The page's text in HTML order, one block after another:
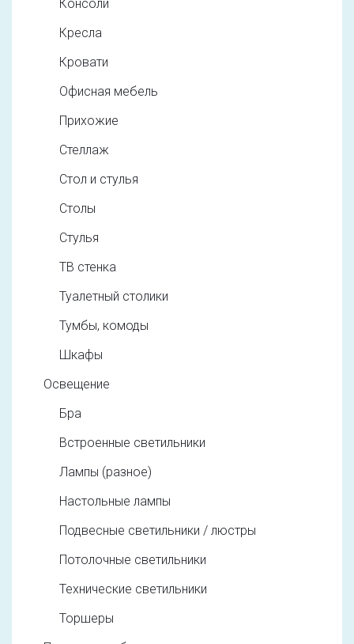
Консоли
Кресла
Кровати
Офисная мебель
Прихожие
Стеллаж
Стол и стулья
Столы
Стулья
ТВ стенка
Туалетный столики
Тумбы, комоды
Шкафы
Освещение
Бра
Встроенные светильники
Лампы (разное)
Настольные лампы
Подвесные светильники / люстры
Потолочные светильники
Технические светильники
Торшеры